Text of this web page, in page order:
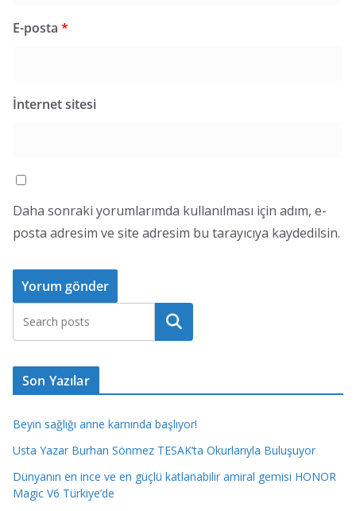
E-posta *
İnternet sitesi
Daha sonraki yorumlarımda kullanılması için adım, e-
posta adresim ve site adresim bu tarayıcıya kaydedilsin.
Ara
Son Yazılar
Beyin sağlığı anne karnında başlıyor!
Usta Yazar Burhan Sönmez TESAK’ta Okurlarıyla Buluşuyor
Dünyanın en ince ve en güçlü katlanabilir amiral gemisi HONOR
Magic V6 Türkiye’de